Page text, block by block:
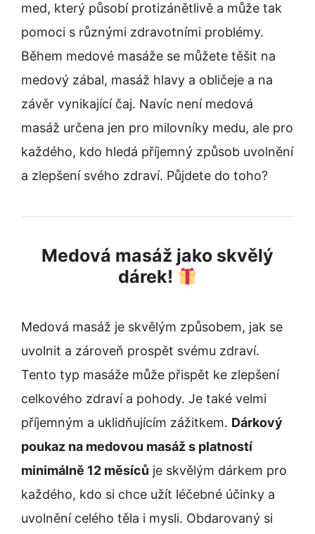
med, který působí protizánětlivě a může tak
pomoci s různými zdravotními problémy.
Během medové masáže se můžete těšit na
medový zábal, masáž hlavy a obličeje a na
závěr vynikající čaj. Navíc není medová
masáž určena jen pro milovníky medu, ale pro
každého, kdo hledá příjemný způsob uvolnění
a zlepšení svého zdraví. Půjdete do toho?
Medová masáž jako skvělý
dárek!
Medová masáž je skvělým způsobem, jak se
uvolnit a zároveň prospět svému zdraví.
Tento typ masáže může přispět ke zlepšení
celkového zdraví a pohody. Je také velmi
příjemným a uklidňujícím zážitkem. Dárkový
poukaz na medovou masáž s platností
minimálně 12 měsíců je skvělým dárkem pro
každého, kdo si chce užít léčebné účinky a
uvolnění celého těla i mysli. Obdarovaný si